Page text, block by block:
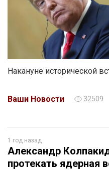
Накануне исторической
Ваши Новости 32509
1 год назад
Александр
протекать ядерная